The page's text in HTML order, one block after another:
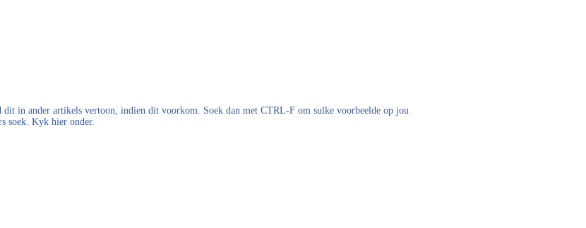
dit in ander artikels vertoon, indien dit voorkom. Soek dan met CTRL-F om sulke voorbeelde op jou
soek. Kyk hier onder.